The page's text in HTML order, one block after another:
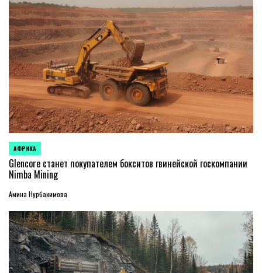
ОПУБЛИКОВАНО
В
АФРИКА
Glencore станет покупателем бокситов гвинейской госкомпании
Nimba Mining
Амина Нурбакимова